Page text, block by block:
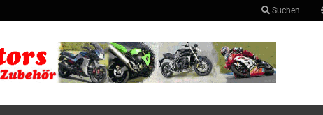
Suchen
Sprache auswählen